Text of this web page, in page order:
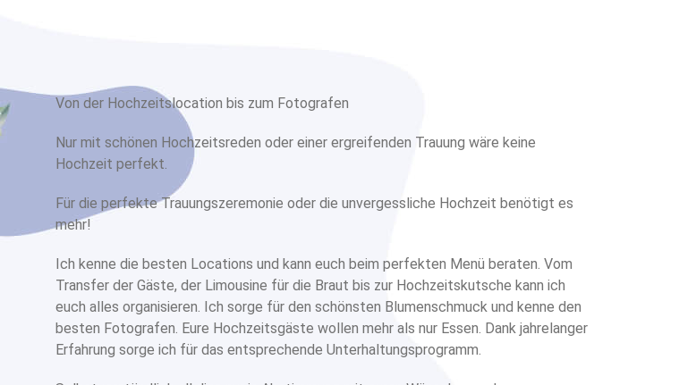
Von der Hochzeitslocation bis zum Fotografen
Nur mit schönen Hochzeitsreden oder einer ergreifenden Trauung wäre keine
Hochzeit perfekt.
Für die perfekte Trauungszeremonie oder die unvergessliche Hochzeit benötigt es
mehr!
Ich kenne die besten Locations und kann euch beim perfekten Menü beraten. Vom
Transfer der Gäste, der Limousine für die Braut bis zur Hochzeitskutsche kann ich
euch alles organisieren. Ich sorge für den schönsten Blumenschmuck und kenne den
besten Fotografen. Eure Hochzeitsgäste wollen mehr als nur Essen. Dank jahrelanger
Erfahrung sorge ich für das entsprechende Unterhaltungsprogramm.